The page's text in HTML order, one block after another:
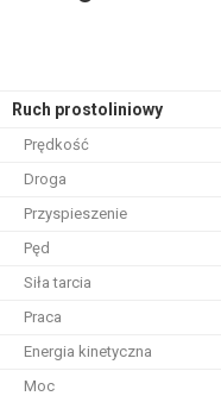
Ruch prostoliniowy
Prędkość
Droga
Przyspieszenie
Pęd
Siła tarcia
Praca
Energia kinetyczna
Moc